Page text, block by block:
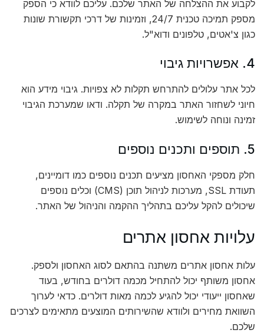
לקבוע את ההצלחה של האתר שלכם. עליכם לוודא כי הספק
מספק תמיכה טכנית 24/7, וזמינות של דרכי תקשורת שונות
כגון צ'אטים, טלפונים ודוא"ל.
4. אפשרויות גיבוי
לכל אתר עלולים להתרחש תקלות לא צפויות. גיבוי מידע הוא
חיוני לשחזור האתר במקרה של תקלה. ודאו שמערכת הגיבוי
זמינה ונוחה לשימוש.
5. תוספים ותכנים נוספים
חלק מספקי האחסון מציעים תכנים נוספים כמו דומיינים,
תעודת SSL, מערכות לניהול תוכן (CMS) וכלים נוספים
שיכולים להקל עליכם בתהליך ההקמה והניהול של האתר.
עלויות אחסון אתרים
עלות אחסון אתרים משתנה בהתאם לסוג האחסון ולספק.
אחסון משותף יכול להתחיל מכמה דולרים בחודש, בעוד
שאחסון ייעודי יכול להגיע לכמה מאות דולרים. כדאי לערוך
השוואת מחירים ולוודא שהשירותים המוצעים מתאימים לצרכים
שלכם.